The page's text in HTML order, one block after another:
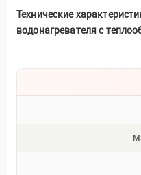
Технические
водонагревателяс